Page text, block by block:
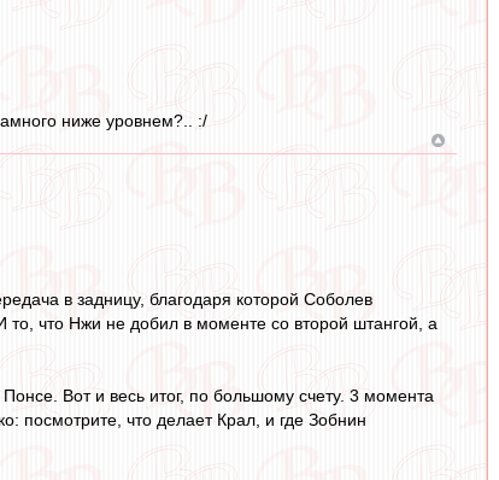
ниже уровнем?.. :/
в задницу, благодаря которой Соболев
что Нжи не добил в моменте со второй штангой, а
Вот и весь итог, по большому счету. 3 момента
посмотрите, что делает Крал, и где Зобнин